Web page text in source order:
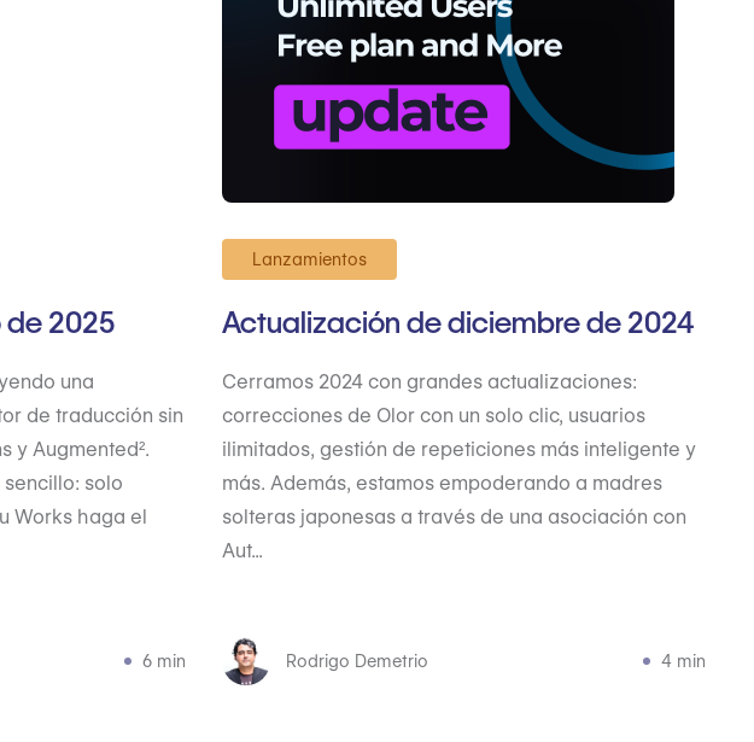
2025
una
de traducción sin
y Augmented².
solo
Works haga el
6 min
Lanzamientos
Actualización de diciembre de 2024
Cerramos 2024 con grandes actualizaciones:
correcciones de Olor con un solo clic, usuarios
ilimitados, gestión de repeticiones más inteligente y
más. Además, estamos empoderando a madres
solteras japonesas a través de una asociación con
Aut...
Rodrigo Demetrio 4 min